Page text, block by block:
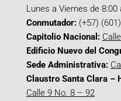
Lunes a Viernes de 8:00
Conmutador: (+57)
Capitolio Nacional:
Edificio Nuevo del
Sede Administrativa:
Claustro Santa Clara –
Calle 9 No. 8 – 92